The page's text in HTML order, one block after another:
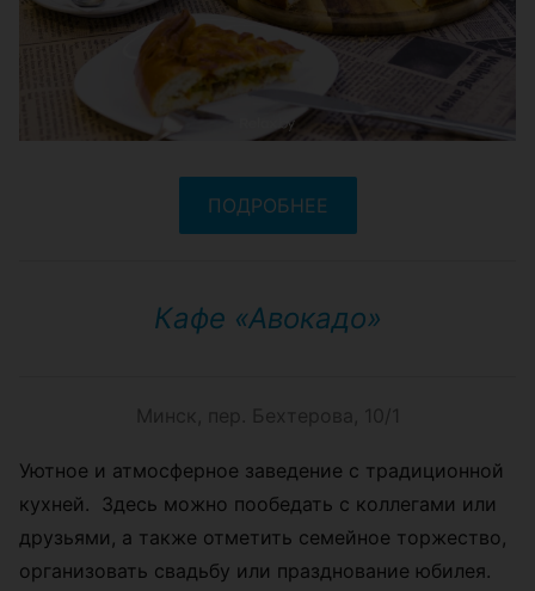
ПОДРОБНЕЕ
Кафе «Авокадо»
Минск, пер. Бехтерова, 10/1
Уютное и атмосферное заведение с традиционной
кухней. Здесь можно пообедать с коллегами или
друзьями, а также отметить семейное торжество,
организовать свадьбу или празднование юбилея.